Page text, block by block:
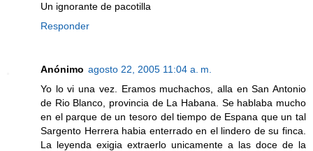
Un ignorante de pacotilla
Responder
Anónimo agosto 22, 2005 11:04 a. m.
Yo lo vi una vez. Eramos muchachos, alla en San Antonio
de Rio Blanco, provincia de La Habana. Se hablaba mucho
en el parque de un tesoro del tiempo de Espana que un tal
Sargento Herrera habia enterrado en el lindero de su finca.
La leyenda exigia extraerlo unicamente a las doce de la